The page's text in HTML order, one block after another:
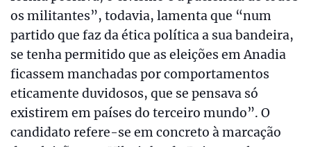
os militantes”, todavia, lamenta que “num
partido que faz da ética política a sua bandeira,
se tenha permitido que as eleições em Anadia
ficassem manchadas por comportamentos
eticamente duvidosos, que se pensava só
existirem em países do terceiro mundo”. O
candidato refere-se em concreto à marcação